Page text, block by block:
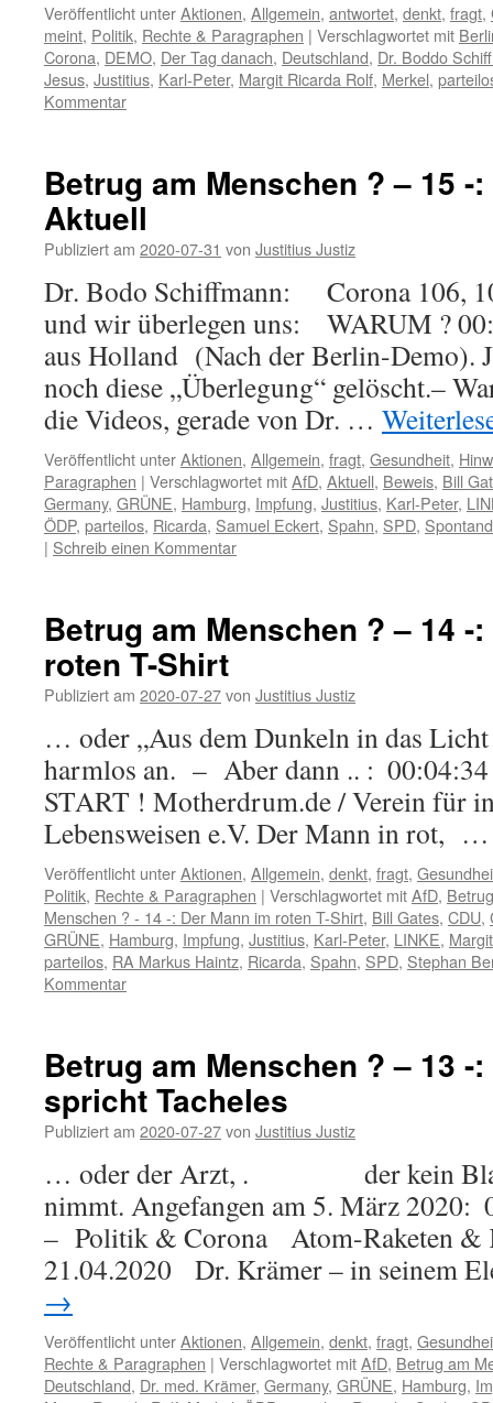
Veröffentlicht unterAktionen, Allgemein, antwortet, denkt, fragt,
meint, Politik, Rechte & Paragraphen | Verschlagwortet mit
Corona, DEMO, Der Tag danach, Deutschland, Dr. Boddo
Jesus, Justitius, Karl-Peter, Margit Ricarda Rolf, Merkel,
Kommentar
Betrug am Menschen ? – 15 -:
Aktuell
Publiziert am 2020-07-31 von Justitius Justiz
Dr. Bodo Schiffmann: Corona 106,
und wir überlegen uns: WARUM ?
aus Holland (Nach der Berlin-Demo).
noch diese „Überlegung“ gelöscht.–
die Videos, gerade von Dr. …
Veröffentlicht unterAktionen, Allgemein, fragt, Gesundheit,
Paragraphen | Verschlagwortet mitAfD, Aktuell, Beweis, Bill
Germany, GRÜNE, Hamburg, Impfung, Justitius, Karl-Peter,
ÖDP, parteilos, Ricarda, Samuel Eckert, Spahn, SPD,
| Schreib einen Kommentar
Betrug am Menschen ? – 14 -
roten T-Shirt
Publiziert am 2020-07-27von Justitius Justiz
… oder „Aus dem Dunkeln in das
harmlos an. – Aber dann .. :
START ! Motherdrum.de / Verein für
Lebensweisen e.V. Der Mann in rot,
Veröffentlicht unterAktionen, Allgemein, denkt, fragt,
Politik, Rechte & Paragraphen | Verschlagwortet mitAfD,
Menschen ? - 14 -: Der Mann im roten T-Shirt, Bill Gates, CDU,
GRÜNE, Hamburg, Impfung, Justitius, Karl-Peter, LINKE,
parteilos, RA Markus Haintz, Ricarda, Spahn, SPD, Stephan
Kommentar
Betrug am Menschen ? – 13 -
spricht Tacheles
Publiziert am 2020-07-27von Justitius Justiz
… oder der Arzt, . der kein Blatt
nimmt. Angefangen am 5. März
– Politik & Corona Atom-Raketen &
21.04.2020 Dr. Krämer – in seinem
→
Veröffentlicht unterAktionen, Allgemein, denkt, fragt,
Rechte & Paragraphen | Verschlagwortet mitAfD, Betrug am
Deutschland, Dr. med. Krämer, Germany, GRÜNE, Hamburg,